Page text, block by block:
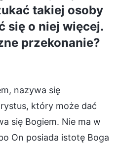
takiej osoby
się o niej więcej.
przekonanie?
nazywa się
który może dać
się Bogiem. Nie ma w
On posiada istotę Boga